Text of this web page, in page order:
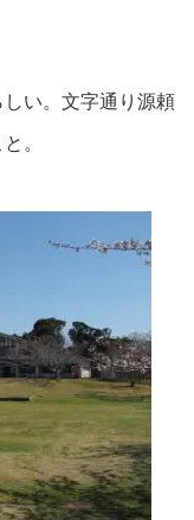
い。文字通り源頼
。